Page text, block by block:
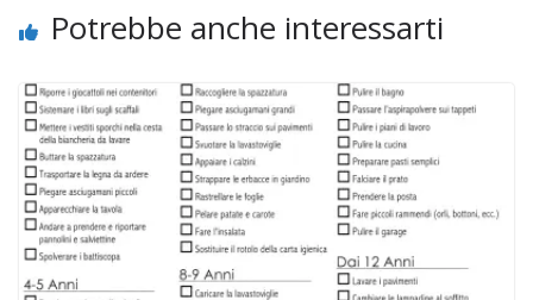
Potrebbe anche interessarti